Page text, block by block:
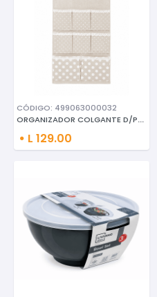
CÓDIGO: 499063000032
ORGANIZADOR COLGANTE D/PARED
L 129.00